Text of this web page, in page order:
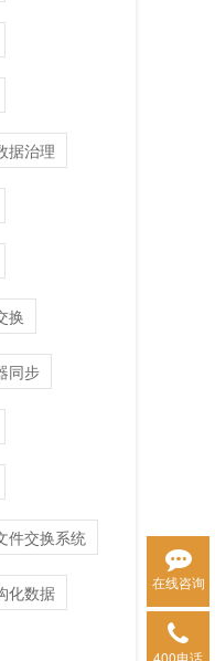
据治理
换
同步
件交换系统
化数据 在线咨询
400电话